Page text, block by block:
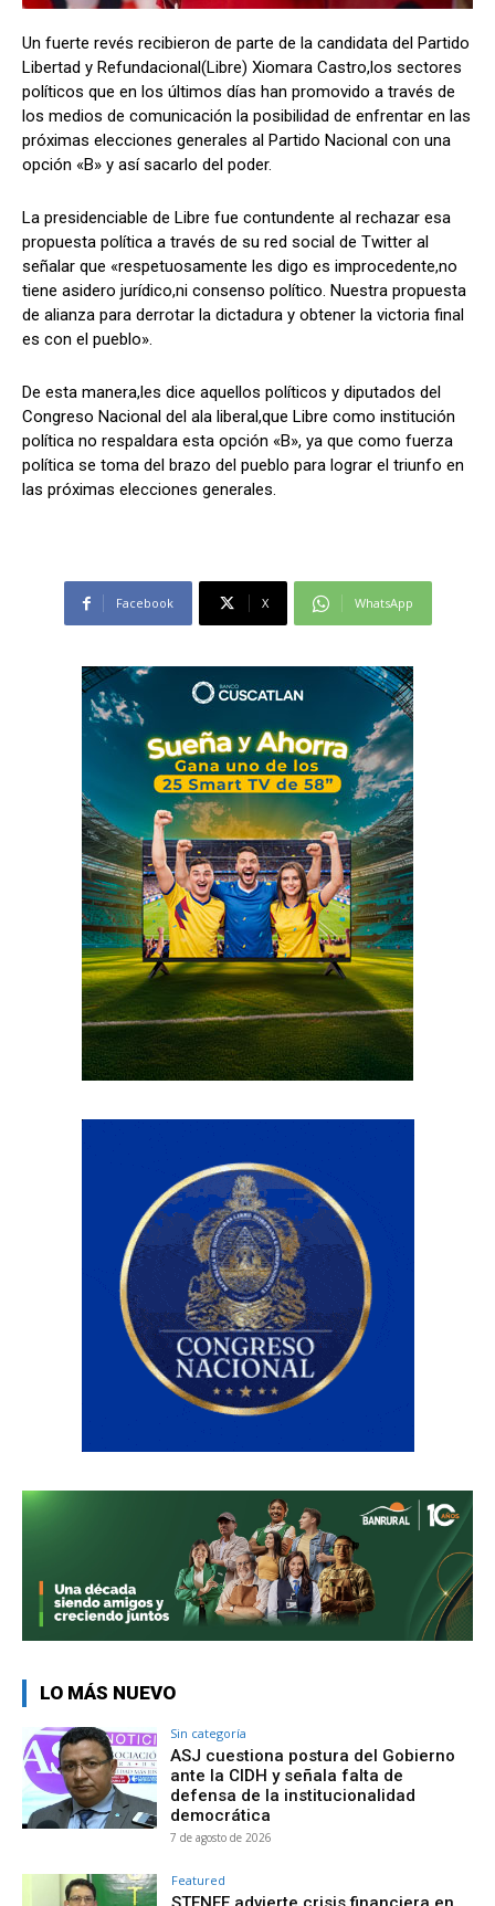
Comparta
Facebook X WhatsApp
Síganos
Comparta
Facebook X WhatsApp
Síganos
Un fuerte revés recibieron de parte de la candidata del Partido
Libertad y Refundacional(Libre) Xiomara Castro,los sectores
políticos que en los últimos días han promovido a través de
los medios de comunicación la posibilidad de enfrentar en las
próximas elecciones generales al Partido Nacional con una
opción «B» y así sacarlo del poder.
La presidenciable de Libre fue contundente al rechazar esa
propuesta política a través de su red social de Twitter al
señalar que «respetuosamente les digo es improcedente,no
tiene asidero jurídico,ni consenso político. Nuestra propuesta
de alianza para derrotar la dictadura y obtener la victoria final
es con el pueblo».
De esta manera,les dice aquellos políticos y diputados del
Congreso Nacional del ala liberal,que Libre como institución
política no respaldara esta opción «B», ya que como fuerza
política se toma del brazo del pueblo para lograr el triunfo en
las próximas elecciones generales.
Facebook X WhatsApp
LO MÁS NUEVO
Sin categoría
ASJ cuestiona postura del Gobierno
ante la CIDH y señala falta de
defensa de la institucionalidad
democrática
7 de agosto de 2026
Featured